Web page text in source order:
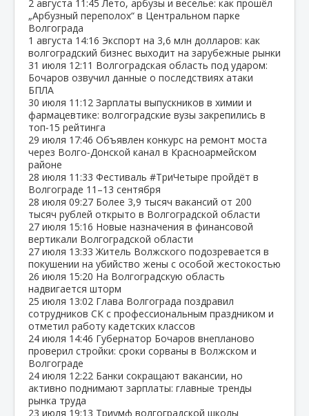
2 августа 11:45 Лето, арбузы и веселье: как прошёл
„Арбузный переполох“ в Центральном парке
Волгограда
1 августа 14:16 Экспорт на 3,6 млн долларов: как
волгоградский бизнес выходит на зарубежные рынки
31 июля 12:11 Волгоградская область под ударом:
Бочаров озвучил данные о последствиях атаки
БПЛА
30 июля 11:12 Зарплаты выпускников в химии и
фармацевтике: волгоградские вузы закрепились в
топ‑15 рейтинга
29 июля 17:46 Объявлен конкурс на ремонт моста
через Волго‑Донской канал в Красноармейском
районе
28 июля 11:33 Фестиваль #ТриЧетыре пройдёт в
Волгограде 11–13 сентября
28 июля 09:27 Более 3,9 тысяч вакансий от 200
тысяч рублей открыто в Волгоградской области
27 июля 15:16 Новые назначения в финансовой
вертикали Волгоградской области
27 июля 13:33 Житель Волжского подозревается в
покушении на убийство жены с особой жестокостью
26 июля 15:20 На Волгоградскую область
надвигается шторм
25 июля 13:02 Глава Волгограда поздравил
сотрудников СК с профессиональным праздником и
отметил работу кадетских классов
24 июля 14:46 Губернатор Бочаров внепланово
проверил стройки: сроки сорваны в Волжском и
Волгограде
24 июля 12:22 Банки сокращают вакансии, но
активно поднимают зарплаты: главные тренды
рынка труда
23 июля 19:13 Триумф волгоградской школы